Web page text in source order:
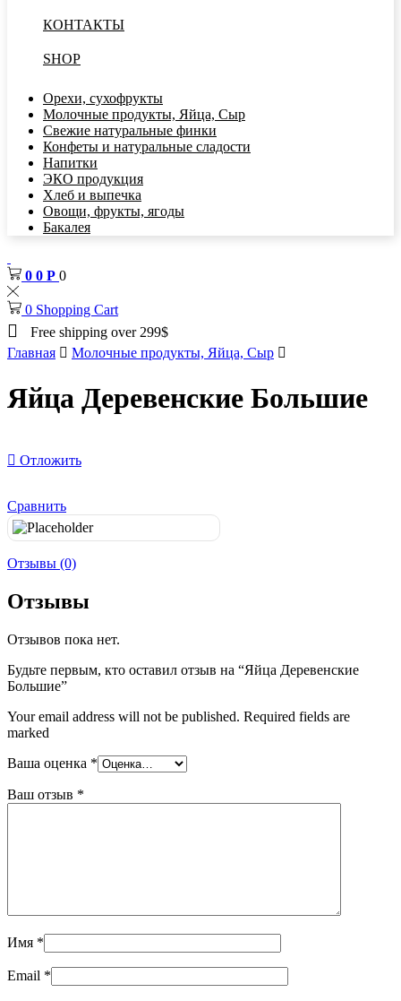
КОНТАКТЫ
SHOP
Орехи, сухофрукты
Молочные продукты, Яйца, Сыр
Свежие натуральные финки
Конфеты и натуральные сладости
Напитки
ЭКО продукция
Хлеб и выпечка
Овощи, фрукты, ягоды
Бакалея
0 0 Р 0
0 Shopping Cart
Free shipping over 299$
Главная
Молочные продукты, Яйца, Сыр
Яйца Деревенские Большие
Отложить
Сравнить
Отзывы (0)
Отзывы
Отзывов пока нет.
Будьте первым, кто оставил отзыв на “Яйца Деревенские
Большие”
Your email address will not be published. Required fields are
marked
Ваша оценка *
Ваш отзыв *
Имя *
Email *